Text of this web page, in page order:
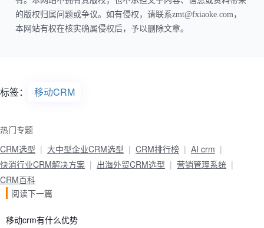
的版权归属问题或争议。如有侵权，请联系zmt@fxiaoke.com，
本网站有权在核实确属侵权后，予以删除文章。
标签： 移动CRM
热门专题
CRM选型
大中型企业CRM选型 CRM排行榜
AI crm
快消行业CRM解决方案
出海外贸CRM选型
营销管理系统
CRM百科
阅读下一篇
移动crm有什么优势